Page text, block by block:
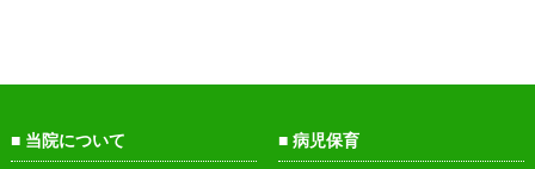
当院について 病児保育